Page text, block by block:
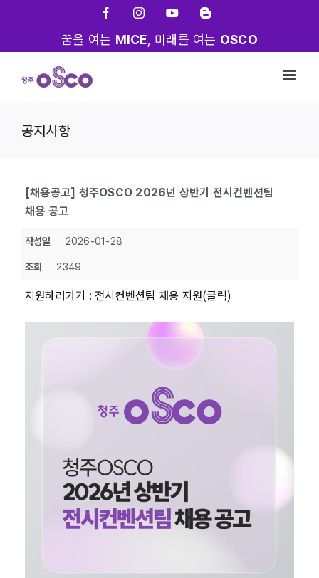
FacebookInstagramYouTubeBlogger
꿈을 여는 MICE , 미래를 여는 OSCO
공지사항
[채용공고] 청주OSCO 2026년 상반기 전시컨벤션팀
채용 공고
작성일 2026-01-28
조회 2349
지원하러가기 :전시컨벤션팀 채용 지원(클릭)